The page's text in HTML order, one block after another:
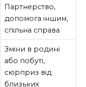
Партнерство,
допомога іншим,
спільна справа
Зміни в родині
або побуті,
сюрприз від
близьких